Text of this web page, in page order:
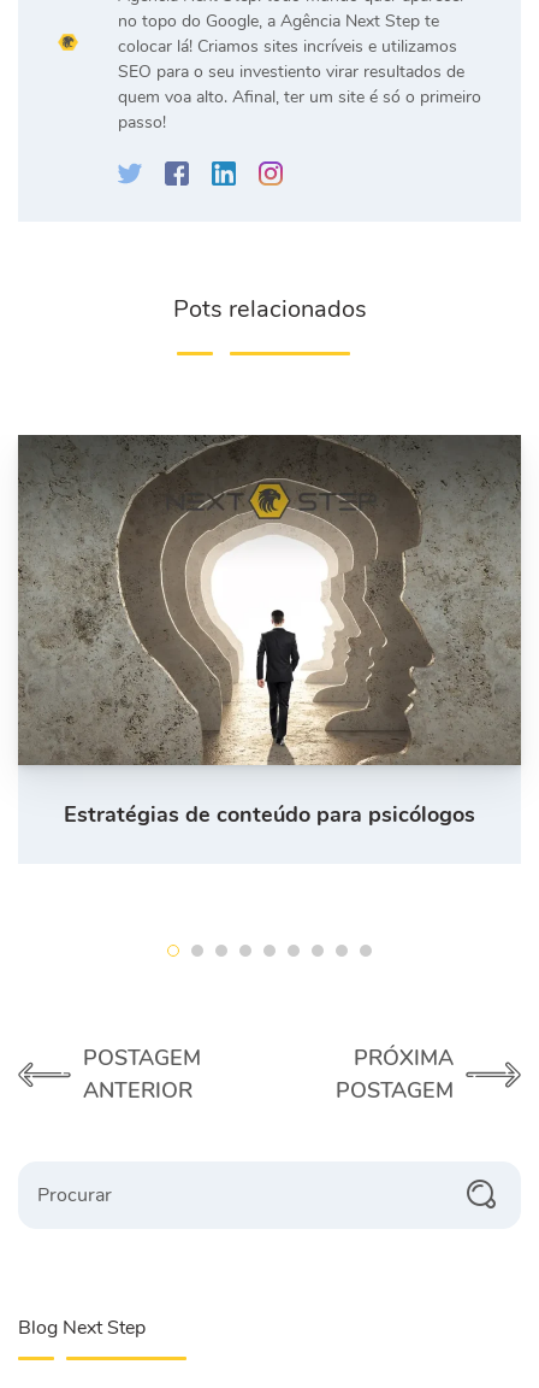
no topo do Google, a Agência Next Step te
colocar lá! Criamos sites incríveis e utilizamos
SEO para o seu investiento virar resultados de
quem voa alto. Afinal, ter um site é só o primeiro
passo!
Pots relacionados
Estratégias de conteúdo para psicólogos
POSTAGEM
ANTERIOR
PRÓXIMA
POSTAGEM
Blog Next Step